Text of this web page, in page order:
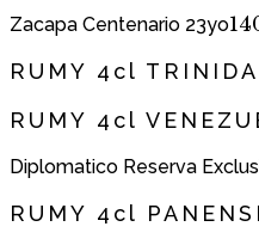
Zacapa Centenario 23yo
RUMY 4cl
RUMY 4cl
Diplomatico Reserva
RUMY 4cl